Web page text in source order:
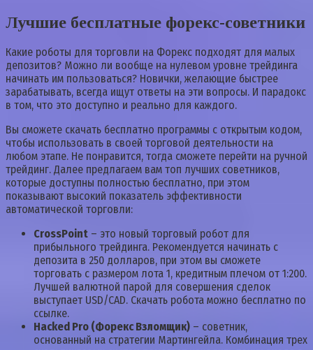
Лучшие бесплатные форекс-советники
Какие роботы для торговли на Форекс подходят для малых
депозитов? Можно ли вообще на нулевом уровне трейдинга
начинать им пользоваться? Новички, желающие быстрее
зарабатывать, всегда ищут ответы на эти вопросы. И парадокс
в том, что это доступно и реально для каждого.
Вы сможете скачать бесплатно программы с открытым кодом,
чтобы использовать в своей торговой деятельности на
любом этапе. Не понравится, тогда сможете перейти на ручной
трейдинг. Далее предлагаем вам топ лучших советников,
которые доступны полностью бесплатно, при этом
показывают высокий показатель эффективности
автоматической торговли:
CrossPoint – это новый торговый робот для
прибыльного трейдинга. Рекомендуется начинать с
депозита в 250 долларов, при этом вы сможете
торговать с размером лота 1, кредитным плечом от 1:200.
Лучшей валютной парой для совершения сделок
выступает USD/CAD. Скачать робота можно бесплатно по
ссылке.
Hacked Pro (Форекс Взломщик) – советник,
основанный на стратегии Мартингейла. Комбинация трех